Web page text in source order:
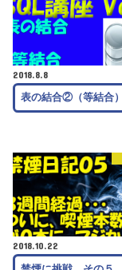
2018.8.8
表の結合②（等結合）
2018.10.22